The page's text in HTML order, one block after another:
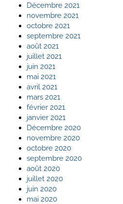
Décembre 2021
novembre 2021
octobre 2021
septembre 2021
août 2021
juillet 2021
juin 2021
mai 2021
avril 2021
mars 2021
février 2021
janvier 2021
Décembre 2020
novembre 2020
octobre 2020
septembre 2020
août 2020
juillet 2020
juin 2020
mai 2020